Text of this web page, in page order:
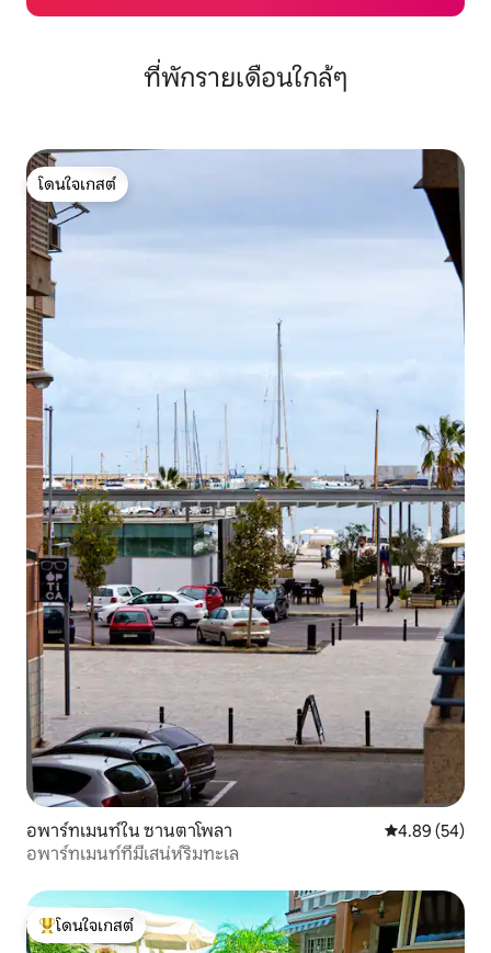
ที่พักรายเดือนใกล้ๆ
โดนใจเกสต์
โดนใจเกสต์
อพาร์ทเมนท์ใน ซานตาโพลา คะแนนเฉลี่ย
4.89 (54)
อพาร์ทเมนท์ที่มีเสน่ห์ริมทะเล
โดนใจเกสต์ที่สุด
โดนใจเกสต์